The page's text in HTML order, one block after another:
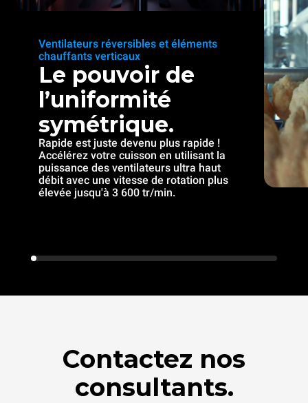
Ventilateurs réversibles et éléments
chauffants verticaux
Le pouvoir de
l’uniformité
symétrique.
Rapide est juste devenu plus rapide !
Accélérez votre cuisson en utilisant la
puissance des ventilateurs ultra haut
débit avec une vitesse de rotation plus
élevée jusqu'à 3 600 tr/min.
Contactez nos
consultants.